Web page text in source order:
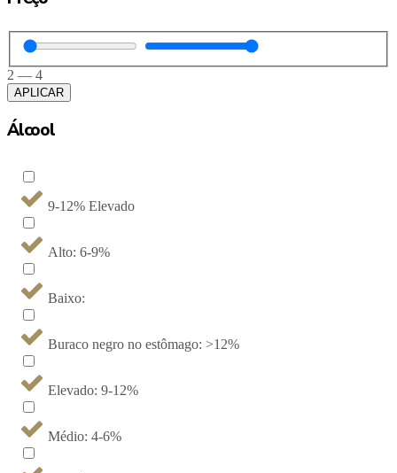
2 — 4
APLICAR
Álcool
9-12% Elevado
Alto: 6-9%
Baixo:
Buraco negro no estômago: >12%
Elevado: 9-12%
Médio: 4-6%